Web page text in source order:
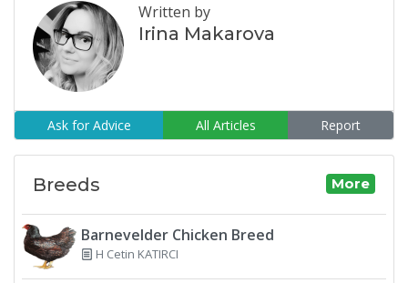
Written by
Irina Makarova
Ask for Advice All Articles Report
Breeds More
Barnevelder Chicken Breed
H Cetin KATIRCI